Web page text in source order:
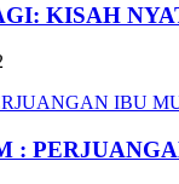
KISAH
: